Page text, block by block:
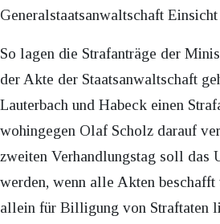
Generalstaatsanwaltschaft Einsicht
So lagen die Strafanträge der
der Akte der Staatsanwaltschaft
Lauterbach und Habeck einen
wohingegen Olaf Scholz darauf
zweiten Verhandlungstag soll das
werden, wenn alle Akten beschafft
allein für Billigung von Straftaten